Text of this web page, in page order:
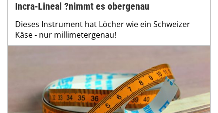
Incra-Lineal ?nimmt es obergenau
Dieses Instrument hat Löcher wie ein Schweizer
Käse - nur millimetergenau!